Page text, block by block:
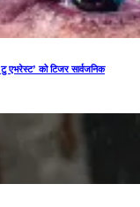
टु एभरेस्ट’ को टिजर सार्वजनिक